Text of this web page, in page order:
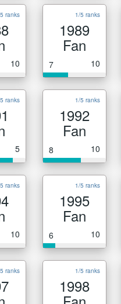
ranks
10
1/5 ranks
1989
Fan
7 10
ranks
5
1/5 ranks
1992
Fan
8 10
ranks
10
1/5 ranks
1995
Fan
6 10
ranks 1/5 ranks
1998